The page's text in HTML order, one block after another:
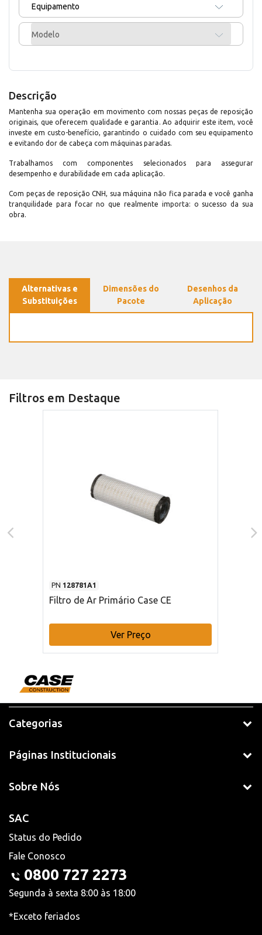
Equipamento
Modelo
Descrição
Mantenha sua operação em movimento com nossas peças de reposição
originais, que oferecem qualidade e garantia. Ao adquirir este item, você
investe em custo-benefício, garantindo o cuidado com seu equipamento
e evitando dor de cabeça com máquinas paradas.
Trabalhamos com componentes selecionados para assegurar
desempenho e durabilidade em cada aplicação.
Com peças de reposição CNH, sua máquina não fica parada e você ganha
tranquilidade para focar no que realmente importa: o sucesso da sua
obra.
Alternativas e
Substituições
Dimensões do
Pacote
Desenhos da
Aplicação
Filtros em Destaque
PN 128781A1
Filtro de Ar Primário Case CE
Ver Preço
Categorias
Páginas Institucionais
Sobre Nós
SAC
Status do Pedido
Fale Conosco
0800 727 2273
Segunda à sexta 8:00 às 18:00
*Exceto feriados